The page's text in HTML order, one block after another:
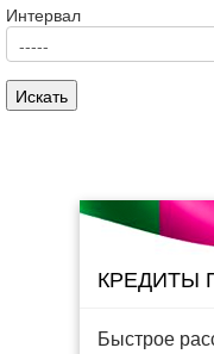
Интервал
КРЕДИТЫ
Быстрое